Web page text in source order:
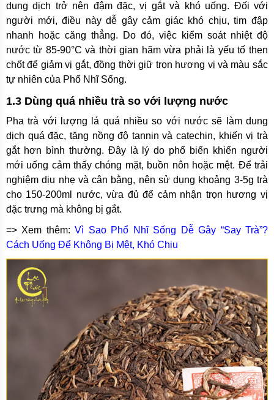
dung dịch trở nên đậm đặc, vị gắt và khó uống. Đối với
người mới, điều này dễ gây cảm giác khó chịu, tim đập
nhanh hoặc căng thẳng. Do đó, việc kiểm soát nhiệt độ
nước từ 85-90°C và thời gian hãm vừa phải là yếu tố then
chốt để giảm vị gắt, đồng thời giữ trọn hương vị và màu sắc
tự nhiên của Phổ Nhĩ Sống.
1.3 Dùng quá nhiều trà so với lượng nước
Pha trà với lượng lá quá nhiều so với nước sẽ làm dung
dịch quá đặc, tăng nồng độ tannin và catechin, khiến vị trà
gắt hơn bình thường. Đây là lý do phổ biến khiến người
mới uống cảm thấy chóng mặt, buồn nôn hoặc mệt. Để trải
nghiệm dịu nhẹ và cân bằng, nên sử dụng khoảng 3-5g trà
cho 150-200ml nước, vừa đủ để cảm nhận trọn hương vị
đặc trưng mà không bị gắt.
=> Xem thêm:Vì Sao Phổ Nhĩ Sống Dễ Gây “Say Trà”?
Cách Uống Để Không Bị Mệt, Khó Chịu